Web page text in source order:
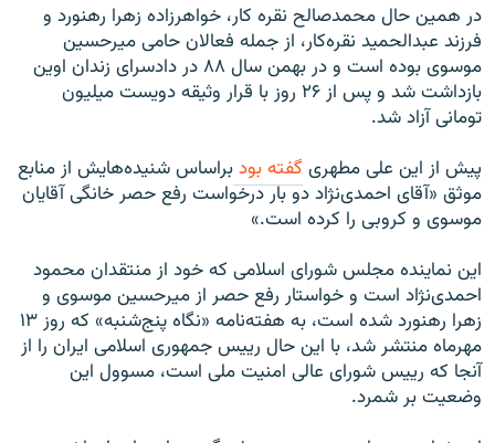
در همین حال محمدصالح نقره کار، خواهرزاده زهرا رهنورد و
فرزند عبدالحمید نقره‌کار، از جمله فعالان حامی میرحسین
موسوی بوده است و در بهمن سال ۸۸ در دادسرای زندان اوین
بازداشت شد و پس از ۲۶ روز با قرار وثیقه دویست میلیون
تومانی آزاد شد.
پیش از این علی مطهری گفته بودبراساس شنيده‌هايش از منابع
موثق «آقای احمدی‌نژاد دو بار درخواست رفع حصر خانگی آقايان
موسوی و کروبی را کرده است.»
این نماینده مجلس شورای اسلامی که خود از منتقدان محمود
احمدی‌نژاد است و خواستار رفع حصر از میرحسین موسوی و
زهرا رهنورد شده است، به هفته‌نامه «نگاه پنج‌شنبه» که روز ۱۳
مهرماه منتشر شد، با اين حال رييس جمهوری اسلامی ايران را از
آنجا که رييس شورای عالی امنيت ملی است، مسوول این
وضعیت بر شمرد.